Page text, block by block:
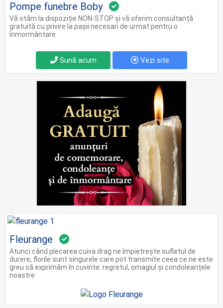
Pompe funebre Boby
Vă stăm la dispoziție NON-STOP și vă oferim consultanță
gratuită cu privire la pașii necesari de urmat pentru o
înmormântare
Sună acum Vezi site
Fleurange
Atunci când plecarea cuiva drag ne împietrește sufletul de
durere, florile sunt singurele care pot transmite ceea ce ne este
greu să exprimăm în cuvinte: regretul, omagiul și condoleanțele
noastre